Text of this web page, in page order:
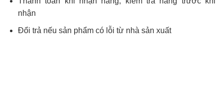
nhận
Đổi trả nếu sản phẩm có lỗi từ nhà sản xuất